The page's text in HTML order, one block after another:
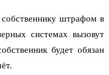
собственнику штрафом в
системах вызовут
будет обязан